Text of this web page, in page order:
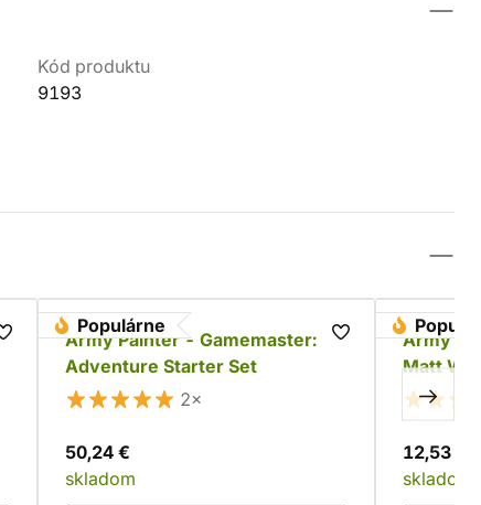
Kód produktu
9193
Populárne
Army Painter - Gamemaster:
Adventure Starter Set
2×
50,24 €
skladom
Army
Matt
12,53 €
skladom